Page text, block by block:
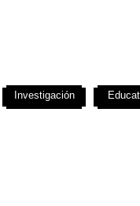
Investigación